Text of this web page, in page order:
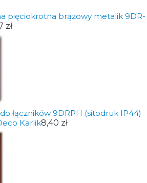
pięciokrotna brązowy metalik 9DR-
zł
łączników 9DRPH (sitodruk IP44)
Karlik8,40 zł